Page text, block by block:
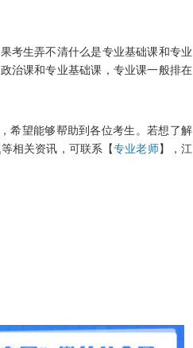
生弄不清什么是专业基础课和专业
治课和专业基础课，专业课一般排在
希望能够帮助到各位考生。若想了解
相关资讯，可联系【专业老师】，江